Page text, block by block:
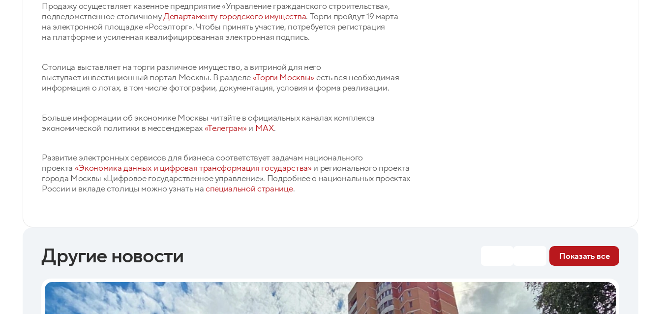
Продажу осуществляет казенное предприятие «Управление гражданского строительства»,
подведомственное столичномуДепартаменту городского имущества. Торги пройдут 19 марта
на электронной площадке «Росэлторг». Чтобы принять участие, потребуется регистрация
на платформе и усиленная квалифицированная электронная подпись.
Столица выставляет на торги различное имущество, а витриной для него
выступает инвестиционный портал Москвы. В разделе «Торги Москвы» есть вся необходимая
информация о лотах, в том числе фотографии, документация, условия и форма реализации.
Больше информации об экономике Москвы читайте в официальных каналах комплекса
экономической политики в мессенджерах «Телеграм» и MAX.
Развитие электронных сервисов для бизнеса соответствует задачам национального
проекта «Экономика данных и цифровая трансформация государства» и регионального проекта
города Москвы «Цифровое государственное управление». Подробнее о национальных проектах
России и вкладе столицы можно узнать наспециальной странице.
Другие новости Показать все